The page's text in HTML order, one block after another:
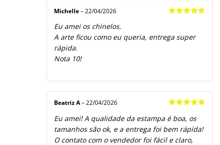
Michelle – 22/04/2026
Eu amei os chinelos.
A arte ficou como eu queria, entrega super
rápida.
Nota 10!
de 5
Beatriz A– 22/04/2026
Eu amei! A qualidade da estampa é boa, os
tamanhos são ok, e a entrega foi bem rápida!
O contato com o vendedor foi fácil e claro,